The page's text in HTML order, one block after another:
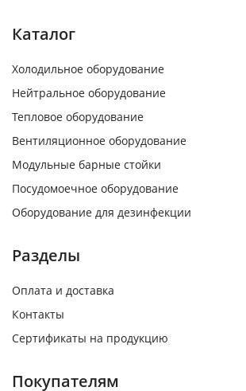
Каталог
Холодильное оборудование
Нейтральное оборудование
Тепловое оборудование
Вентиляционное оборудование
Модульные барные стойки
Посудомоечное оборудование
Оборудование для дезинфекции
Разделы
Оплата и доставка
Контакты
Сертификаты на продукцию
Покупателям